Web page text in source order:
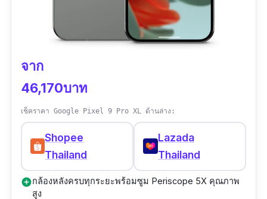
6.9 นิ้ว ที่ให้ภาพคมชัด สีสวยแบบที่ Apple ถนัด
และรองรับ ProMotion 120Hz ทำให้ภาพลื่นทุก
การเคลื่อนไหว
สถาปัตยกรรมใหม่ที่ใช้พลังงานน้อยลงแต่ให้
ประสิทธิภาพสูงขึ้น เหมาะสำหรับการเล่นเกมหนัก
ๆ แบบไม่ต้องกลัวเครื่องร้อน
กล้องหลัง 3 ตัว พร้อม LiDAR Scanner และเลนส์
Periscope ซูมได้ 5 เท่า ถ่ายกลางคืนหรือย้อนแสง
ก็ยังสวยคม รองรับ 5G เต็มสปีด ใช้งานกับ Apple
จาก
46,170บาท
เช็คราคา Google Pixel 9 Pro XL ด้านล่าง:
Shopee
Thailand
Lazada
Thailand
add_circleกล้องหลังครบทุกระยะพร้อมซูม Periscope 5X คุณภาพ
สูง